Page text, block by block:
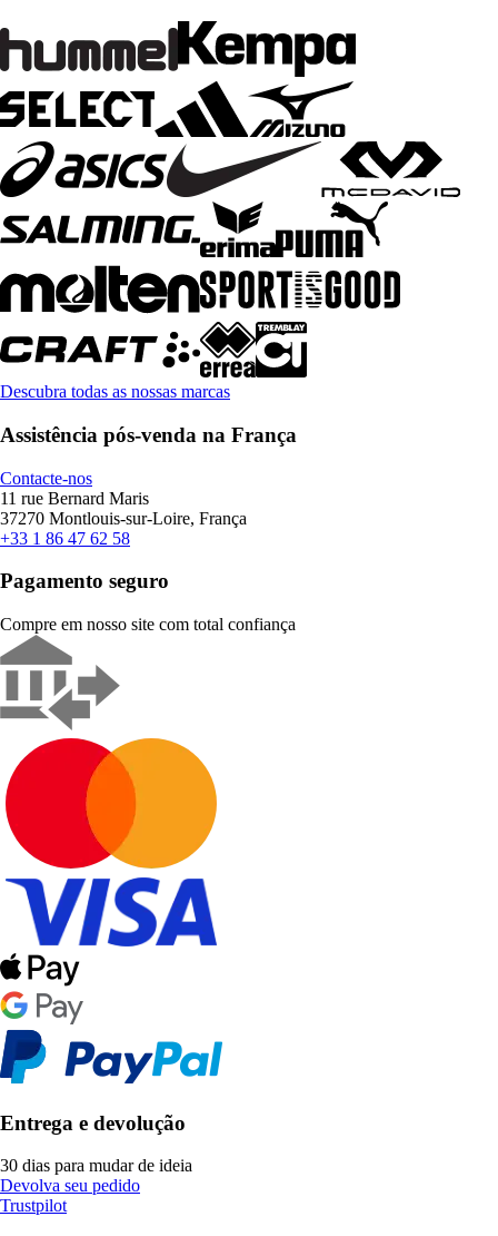
Descubra todas as nossas marcas
Assistência pós-venda na França
Contacte-nos
11 rue Bernard Maris
37270 Montlouis-sur-Loire, França
+33 1 86 47 62 58
Pagamento seguro
Compre em nosso site com total confiança
Entrega e devolução
30 dias para mudar de ideia
Devolva seu pedido
Trustpilot